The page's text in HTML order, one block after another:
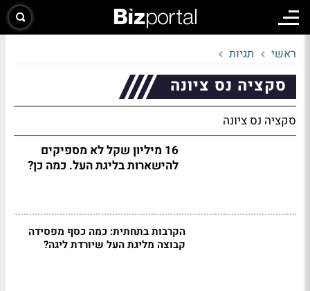
ראשי תגיות
סקציה נס ציונה
סקציה נס ציונה
16 מיליון שקל לא מספיקים
להישארות בליגת העל. כמה כן?
הקרבות בתחתית: כמה כסף מפסידה
קבוצה מליגת העל שיורדת ליגה?